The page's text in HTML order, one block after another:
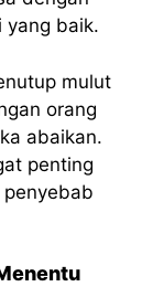
yang baik.
mulut
orang
abaikan.
penting